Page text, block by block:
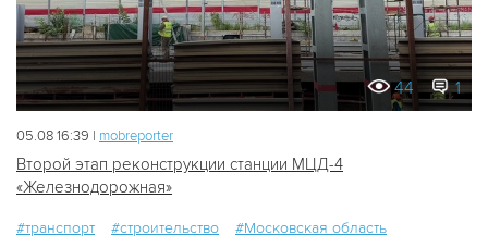
44 1
05.08 16:39 | mobreporter
Второй этап реконструкции станции МЦД-4
«Железнодорожная»
#транспорт #строительство #Московская область